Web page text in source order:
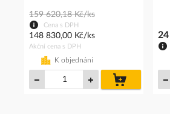
Cena s DPH
159 620,18 Kč/ks
Akční cena s DPH
148 830,00 Kč/ks
K objednání
košíku